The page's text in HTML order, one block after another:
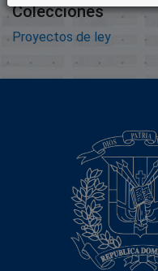
Colecciones
Proyectos de ley